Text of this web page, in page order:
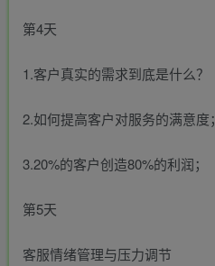
第4天
1.客户真实的需求到底是什么？
2.如何提高客户对服务的满意度；
3.20%的客户创造80%的利润；
第5天
客服情绪管理与压力调节